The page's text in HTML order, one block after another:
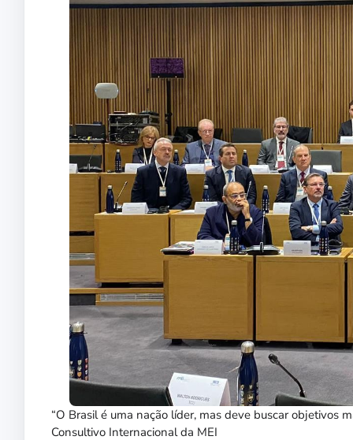
“O Brasil é uma nação líder, mas deve buscar objetivos
Consultivo Internacional da MEI